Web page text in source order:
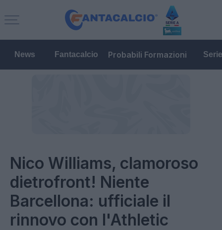
News Fantacalcio Probabili Formazioni
Nico Williams, clamoroso
dietrofront! Niente
Barcellona: ufficiale il
rinnovo con l'Athletic